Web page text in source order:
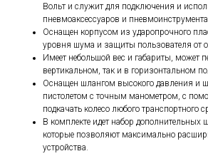
Вольт и служит для подключения и
пневмоаксессуаров и
Оснащен корпусом из ударопрочного
уровня шума и защиты пользователя от
Имеет небольшой вес и габариты, может
вертикальном, так и в горизонтальном
Оснащен шлангом высокого давления и
пистолетом с точным манометром, с
подкачать колесо любого транспортного
В комплекте идет набор дополнительных
которые позволяют максимально
устройства.